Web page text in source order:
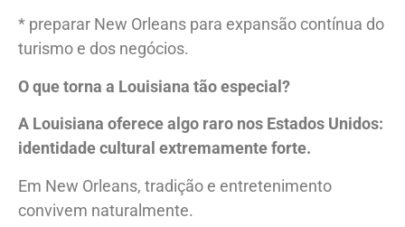
* preparar New Orleans para expansão contínua do
turismo e dos negócios.
O que torna a Louisiana tão especial?
A Louisiana oferece algo raro nos Estados Unidos:
identidade cultural extremamente forte.
Em New Orleans, tradição e entretenimento
convivem naturalmente.